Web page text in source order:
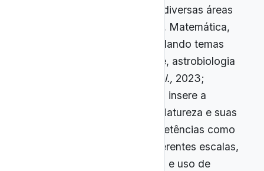
complexos, articulando-se a diversas áreas
— Física, Química, Geografia, Matemática,
História e Filosofia — e abordando temas
avançados como relatividade, astrobiologia
et al., 2023;
Borges; Silva, 2021). A BNCC insere a
Astronomia em Ciências da Natureza e suas
Tecnologias, prevendo competências como
análise de fenômenos em diferentes escalas,
argumentação fundamentada e uso de